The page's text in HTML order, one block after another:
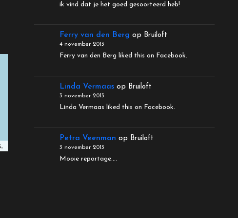
ik vind dat je het goed gesoorteerd heb!
Ferry van den Berg op Bruiloft
4 november 2013
Ferry van den Berg liked this on Facebook.
Linda Vermaas op Bruiloft
3 november 2013
Linda Vermaas liked this on Facebook.
Petra Veenman op Bruiloft
3 november 2013
Mooie reportage....